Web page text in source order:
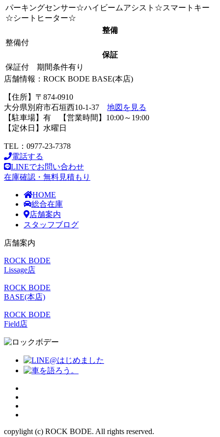
パーキングセンサー☆ハイビームアシスト☆スマートキー
☆シートヒーター☆
整備
整備付
保証
保証付 期間条件有り
店舗情報：ROCK BODE BASE(本店)
【住所】〒874-0910
大分県別府市石垣西10-1-37 地図を見る
【駐車場】有 【営業時間】10:00～19:00
【定休日】水曜日
TEL：0977-23-7378
電話する
LINEでお問い合わせ
在庫確認・無料見積もり
HOME
総合在庫
店舗案内
スタッフブログ
店舗案内
ROCK BODE
Lissage店
ROCK BODE
BASE(本店)
ROCK BODE
Field店
copylight (c) ROCK BODE. All rights reserved.